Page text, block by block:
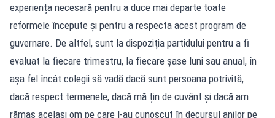
experiența necesară pentru a duce mai departe toate
reformele începute și pentru a respecta acest program de
guvernare. De altfel, sunt la dispoziția partidului pentru a fi
evaluat la fiecare trimestru, la fiecare șase luni sau anual, în
așa fel încât colegii să vadă dacă sunt persoana potrivită,
dacă respect termenele, dacă mă țin de cuvânt și dacă am
rămas același om pe care l-au cunoscut în decursul anilor pe